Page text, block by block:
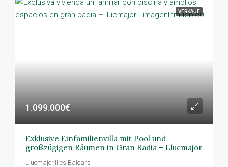
VERKAUF
1.099.000€
Exklusive Einfamilienvilla mit Pool und
großzügigen Räumen in Gran Badia – Llucmajor
Llucmajor,Illes Balears